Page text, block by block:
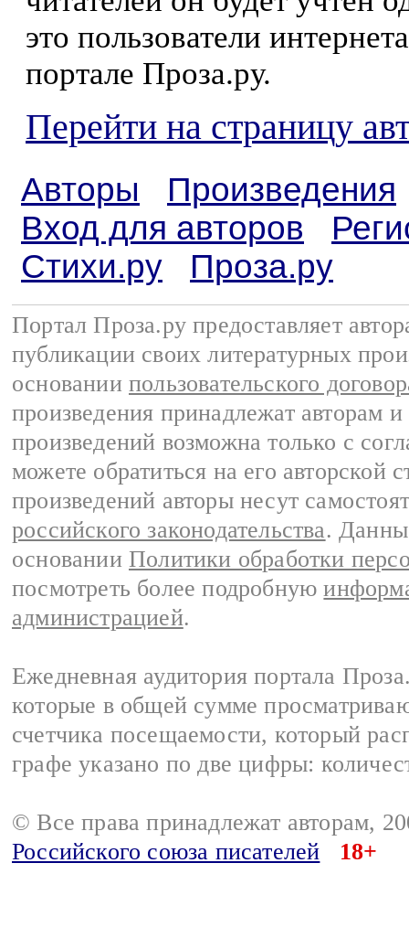
это пользователи
портале Проза.ру.
Перейти на страницу
Авторы
Произведения
Вход для авторов
Стихи.ру
Проза.ру
Портал Проза.ру предоставляет
публикации своих литературных
основании пользовательского
произведения принадлежат авторам
произведений возможна только с
можете обратиться на его авторской
произведений авторы несут
российского законодательства.
основании Политики обработки
посмотреть более подробную
администрацией.
Ежедневная аудитория портала
которые в общей сумме
счетчика посещаемости, который
графе указано по две цифры:
© Все права принадлежат авторам,
Российского союза писателей
18+